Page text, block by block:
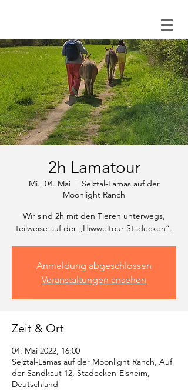
2h Lamatour
Mi., 04. Mai
  |
Selztal-Lamas auf der
Moonlight Ranch
Wir sind 2h mit den Tieren unterwegs,
teilweise auf der „Hiwweltour Stadecken“.
Anmeldung abgeschlossen
Veranstaltungen ansehen
Zeit & Ort
04. Mai 2022, 16:00
Selztal-Lamas auf der Moonlight Ranch, Auf
der Sandkaut 12, Stadecken-Elsheim,
Deutschland